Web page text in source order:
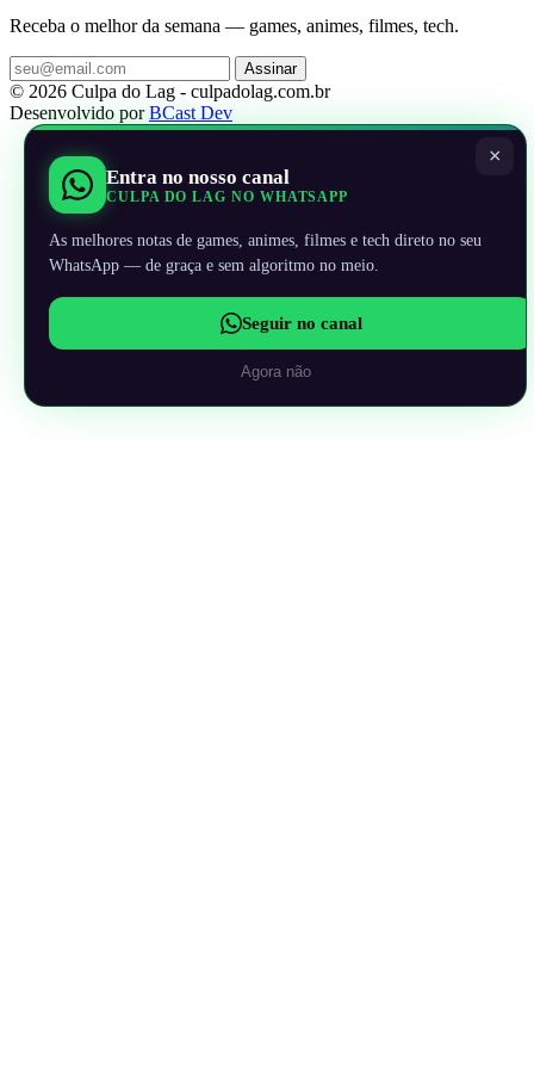
Receba o melhor da semana — games, animes, filmes, tech.
Assinar
© 2026 Culpa do Lag - culpadolag.com.br
Desenvolvido porBCast Dev
×
Entra no nosso canal
CULPA DO LAG NO WHATSAPP
As melhores notas de games, animes, filmes e tech direto no seu
WhatsApp — de graça e sem algoritmo no meio.
Seguir no canal
Agora não